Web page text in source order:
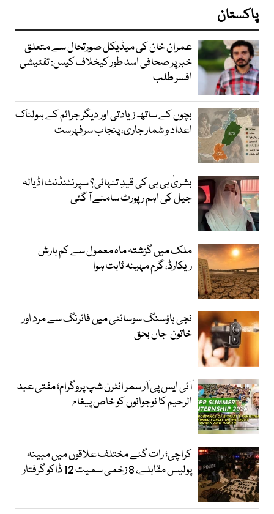
پاکستان
عمران خان کی میڈیکل صورتحال سے متعلق
خبر پر صحافی اسد طور کیخلاف کیس: تفتیشی
افسر طلب
بچوں کے ساتھ زیادتی اور دیگر جرائم کے ہولناک
اعداد و شمار جاری، پنجاب سرفہرست
بشریٰ بی بی کی قیدِ تنہائی؟ سپرنٹنڈنٹ اڈیالہ
جیل کی اہم رپورٹ سامنے آ گئی
ملک میں گزشتہ ماہ معمول سے کم بارش
ریکارڈ، گرم مہینہ ثابت ہوا
نجی ہاؤسنگ سوسائٹی میں فائرنگ سے مرد اور
خاتون جاں بحق
آئی ایس پی آر سمر انٹرن شپ پروگرام؛ مفتی عبد
الرحیم کا نوجوانوں کو خاص پیغام
کراچی؛ رات گئے مختلف علاقوں میں مبینہ
پولیس مقابلے، 8 زخمی سمیت 12 ڈاکو گرفتار